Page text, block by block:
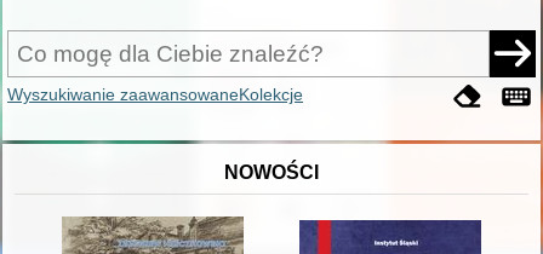
Wyszukiwanie zaawansowaneKolekcje
NOWOŚCI